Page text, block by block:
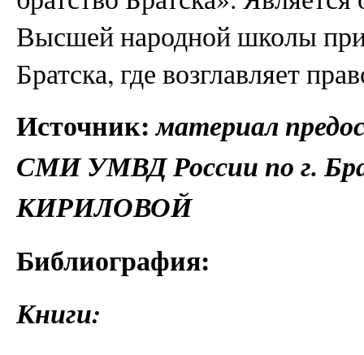
Высшей народной школы при
Братска, где возглавляет
Источник:материал
СМИ УМВД России по г.
КИРИЛОВОЙ
Библиография:
Книги: